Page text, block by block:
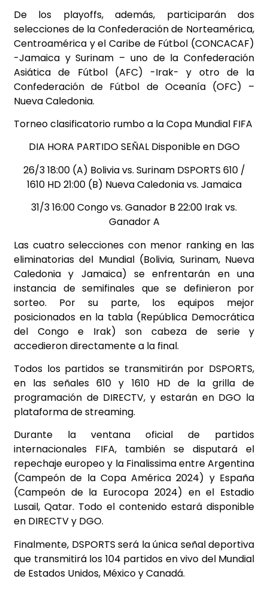
De los playoffs, además, participarán dos
selecciones de la Confederación de Norteamérica,
Centroamérica y el Caribe de Fútbol (CONCACAF)
-Jamaica y Surinam – uno de la Confederación
Asiática de Fútbol (AFC) -Irak- y otro de la
Confederación de Fútbol de Oceanía (OFC) –
Nueva Caledonia.
Torneo clasificatorio rumbo a la Copa Mundial FIFA
DIA HORA PARTIDO SEÑAL Disponible en DGO
26/3 18:00 (A) Bolivia vs. Surinam DSPORTS 610 /
1610 HD 21:00 (B) Nueva Caledonia vs. Jamaica
31/3 16:00 Congo vs. Ganador B 22:00 Irak vs.
Ganador A
Las cuatro selecciones con menor ranking en las
eliminatorias del Mundial (Bolivia, Surinam, Nueva
Caledonia y Jamaica) se enfrentarán en una
instancia de semifinales que se definieron por
sorteo. Por su parte, los equipos mejor
posicionados en la tabla (República Democrática
del Congo e Irak) son cabeza de serie y
accedieron directamente a la final.
Todos los partidos se transmitirán por DSPORTS,
en las señales 610 y 1610 HD de la grilla de
programación de DIRECTV, y estarán en DGO la
plataforma de streaming.
Durante la ventana oficial de partidos
internacionales FIFA, también se disputará el
repechaje europeo y la Finalissima entre Argentina
(Campeón de la Copa América 2024) y España
(Campeón de la Eurocopa 2024) en el Estadio
Lusail, Qatar. Todo el contenido estará disponible
en DIRECTV y DGO.
Finalmente, DSPORTS será la única señal deportiva
que transmitirá los 104 partidos en vivo del Mundial
de Estados Unidos, México y Canadá.